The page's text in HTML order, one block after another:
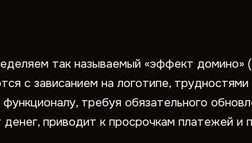
так называемый «эффект домино»
с зависанием на логотипе, трудностями
требуя обязательного
приводит к просрочкам платежей и